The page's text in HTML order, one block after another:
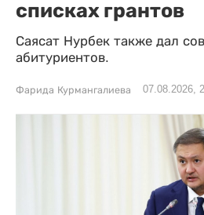
списках грантов
Саясат Нурбек также дал
абитуриентов.
Фарида Курмангалиева 07.08.2026,